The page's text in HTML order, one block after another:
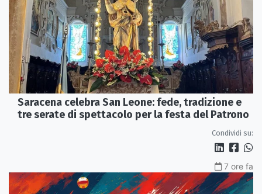
Saracena celebra San Leone: fede, tradizione e
tre serate di spettacolo per la festa del Patrono
Condividi su:
7 ore fa